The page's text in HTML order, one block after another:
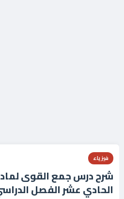
فيزياء
شرح درس جمع القوى
الحادي عشر الفصل